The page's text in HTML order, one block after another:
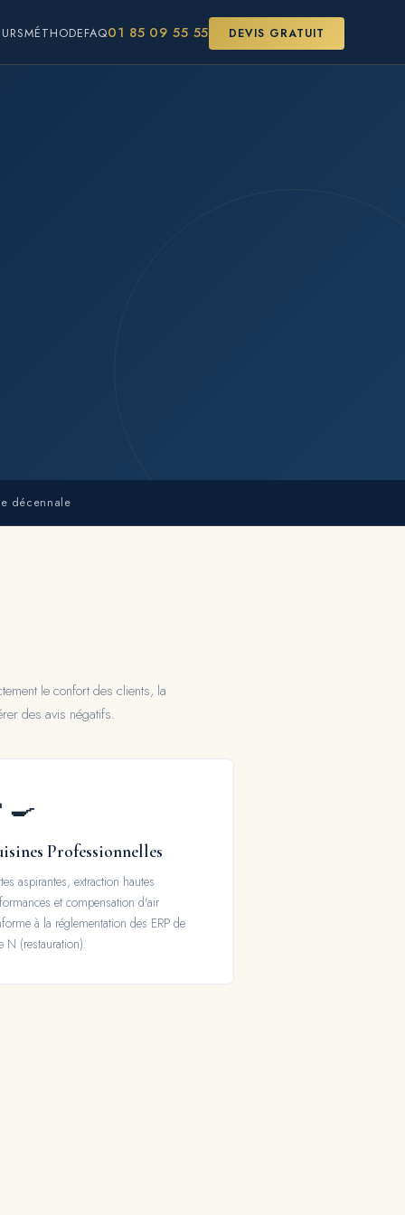
MÉTHODEFAQ01 85 09 55 55 DEVIS GRATUIT
décennale
le confort des clients, la
des avis négatifs.
Professionnelles
aspirantes, extraction hautes
et compensation d'air
à la réglementation des ERP de
N (restauration).